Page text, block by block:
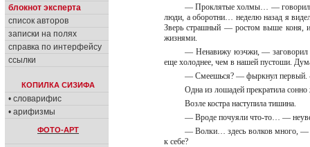
блокнот эксперта
список авторов
записки на полях
справка по интерфейсу
ссылки
КОПИЛКА СИЗИФА
• словарифис
• арифизмы
ФОТО-АРТ
— Проклятые холмы… — говорил
люди, а оборотни… неделю назад я
Зверь страшный — ростом выше коня,
жизнями.
— Ненавижу юэчжи, — заговорил
еще холоднее, чем в нашей пустоши.
— Смеешься? — фыркнул первый.
Одна из лошадей прекратила
Возле костра наступила тишина.
— Вроде почуяли что-то… —
— Волки… здесь волков много, —
к себе?